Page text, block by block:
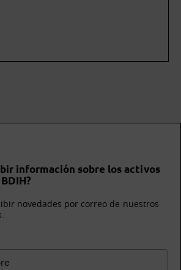
información sobre los activos
novedades por correo de nuestros